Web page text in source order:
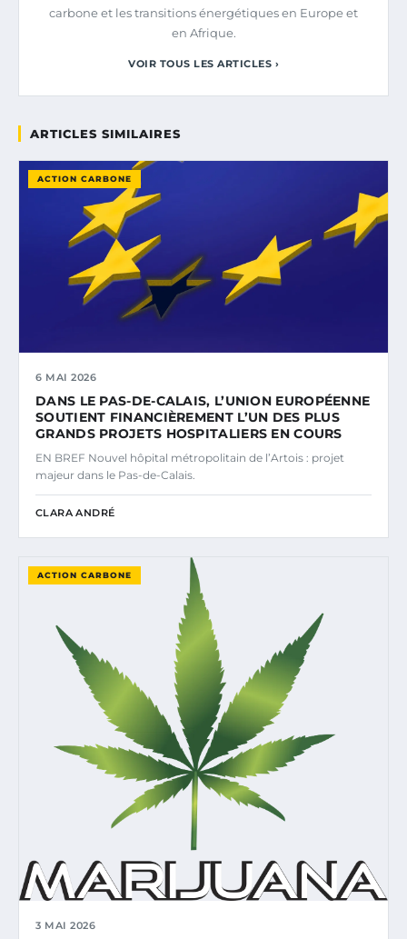
carbone et les transitions énergétiques en Europe et
en Afrique.
VOIR TOUS LES ARTICLES ›
ARTICLES SIMILAIRES
ACTION CARBONE
6 MAI 2026
DANS LE PAS-DE-CALAIS, L’UNION EUROPÉENNE
SOUTIENT FINANCIÈREMENT L’UN DES PLUS
GRANDS PROJETS HOSPITALIERS EN COURS
EN BREF Nouvel hôpital métropolitain de l’Artois : projet
majeur dans le Pas-de-Calais.
CLARA ANDRÉ
ACTION CARBONE
3 MAI 2026